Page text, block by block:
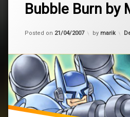
Bubble Burn by
Posted on 21/04/2007
Updated on
by marik